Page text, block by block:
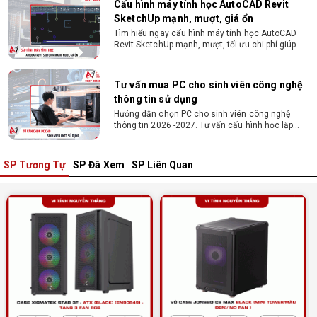
Tư vấn mua PC cho sinh viên công nghệ
thông tin sử dụng
Hướng dẫn chọn PC cho sinh viên công nghệ
thông tin 2026 -2027. Tư vấn cấu hình học lập
Sinh viên nên mua laptop hay PC ?
Sinh viên nên mua laptop hay PC? Đây là băn
khoăn của nhiều tân sinh viên khi chọn máy học
tập. Xem ngay phân tích để chọn thiết bị chuẩn
Laptop Sinh Viên 15–20 Triệu 2026: Cấu
Hình Nào Đáng Tiền?
Tìm laptop sinh viên 15–20 triệu phù hợp ngành
học năm 2026? Khám phá cách chọn cấu hình,
RAM, SSD, màn hình và khả năng nâng cấp hợp lý.
Tổng hợp 7 laptop sinh viên dưới 15 triệu
nên mua
Bạn tìm laptop cho sinh viên dưới 15 triệu mượt
mà, bền bỉ? Xem ngay gợi ý các thương hiệu
laptop bền, cấu hình mạnh cho sinh viên sử dụng
SP Tương Tự SP Đã Xem SP Liên Quan